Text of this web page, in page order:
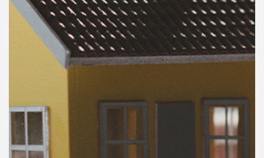
ข่าว
และ
กิจกรรม